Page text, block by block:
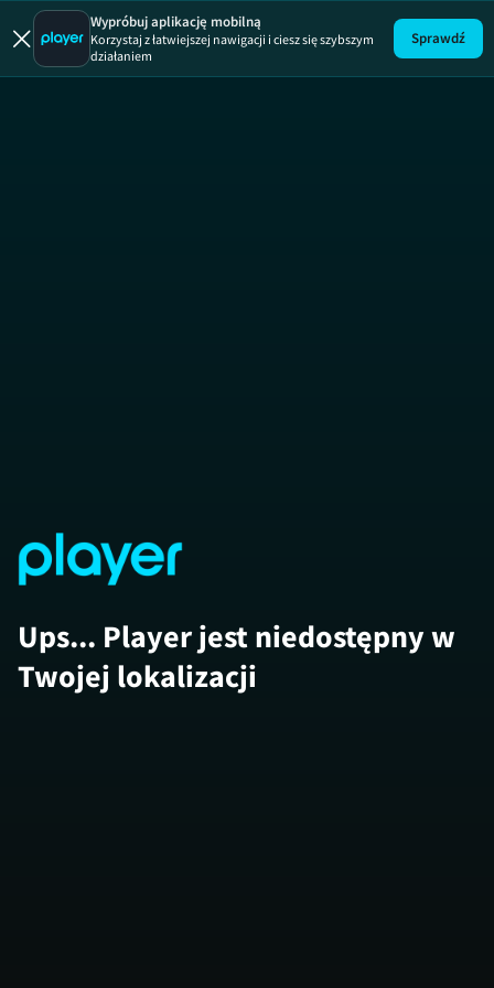
Wypróbuj aplikację mobilną
Korzystaj z łatwiejszej nawigacji i ciesz się szybszym
działaniem
Sprawdź
Ups... Player jest niedostępny w
Twojej lokalizacji